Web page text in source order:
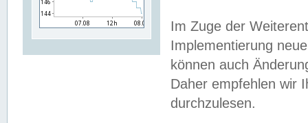
Im Zuge der
Implementierung
können auch
Daher empfehlen wir
durchzulesen.